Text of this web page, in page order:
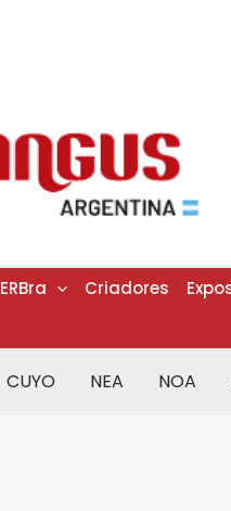
ERBra Criadores
CUYO NEA NOA